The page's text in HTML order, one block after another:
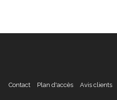
Contact Plan d'accès Avis clients